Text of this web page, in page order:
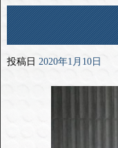
投稿日 2020年1月10日